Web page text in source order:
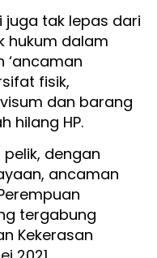
juga tak lepas dari
hukum dalam
‘ancaman
fisik,
dan barang
hilang HP.
dengan
ancaman
tergabung
Kekerasan